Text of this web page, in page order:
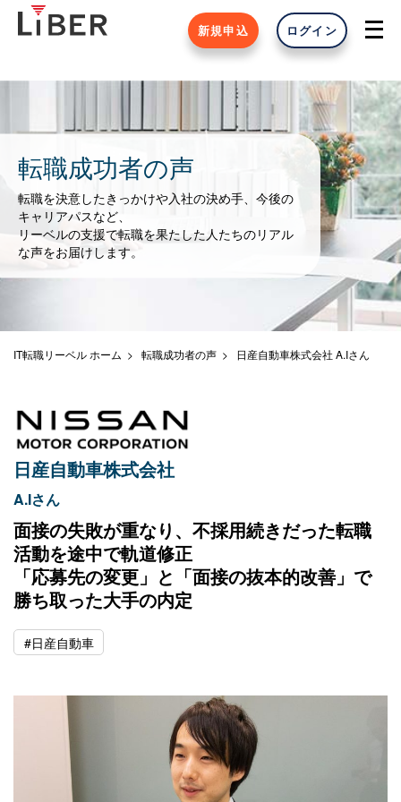
新規申込 ログイン
転職成功者の声
転職を決意したきっかけや入社の決め手、今後の
キャリアパスなど、
リーベルの支援で転職を果たした人たちのリアル
な声をお届けします。
IT転職リーベル ホーム 転職成功者の声 日産自動車株式会社 A.Iさん
日産自動車株式会社
A.Iさん
面接の失敗が重なり、不採用続きだった転職
活動を途中で軌道修正
「応募先の変更」と「面接の抜本的改善」で
勝ち取った大手の内定
#日産自動車